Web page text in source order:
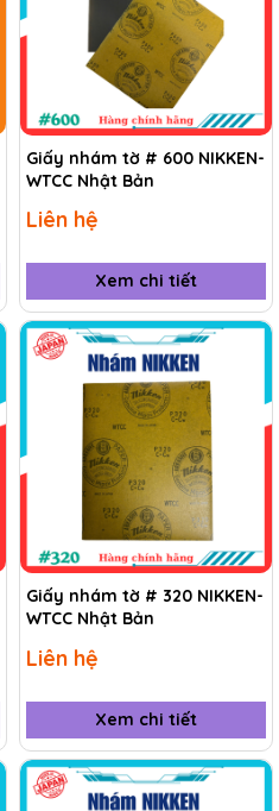
Giấy nhám tờ # 600 NIKKEN-
WTCC Nhật Bản
Liên hệ
Xem chi tiết
Giấy nhám tờ # 320 NIKKEN-
WTCC Nhật Bản
Liên hệ
Xem chi tiết